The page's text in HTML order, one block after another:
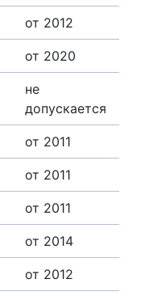
от 2012
от 2020
не
допускается
от 2011
от 2011
от 2011
от 2014
от 2012